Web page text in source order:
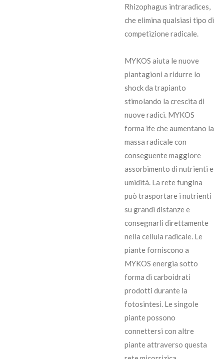
Rhizophagus intraradices,
che elimina qualsiasi tipo di
competizione radicale.
MYKOS aiuta le nuove
piantagioni a ridurre lo
shock da trapianto
stimolando la crescita di
nuove radici. MYKOS
forma ife che aumentano la
massa radicale con
conseguente maggiore
assorbimento di nutrienti e
umidità. La rete fungina
può trasportare i nutrienti
su grandi distanze e
consegnarli direttamente
nella cellula radicale. Le
piante forniscono a
MYKOS energia sotto
forma di carboidrati
prodotti durante la
fotosintesi. Le singole
piante possono
connettersi con altre
piante attraverso questa